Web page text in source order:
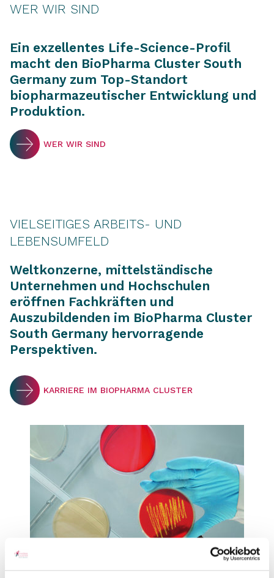
WER WIR SIND
Ein exzellentes Life-Science-Profil
macht den BioPharma Cluster South
Germany zum Top-Standort
biopharmazeutischer Entwicklung und
Produktion.
WER WIR SIND
VIELSEITIGES ARBEITS- UND
LEBENSUMFELD
Weltkonzerne, mittelständische
Unternehmen und Hochschulen
eröffnen Fachkräften und
Auszubildenden im BioPharma Cluster
South Germany hervorragende
Perspektiven.
KARRIERE IM BIOPHARMA CLUSTER